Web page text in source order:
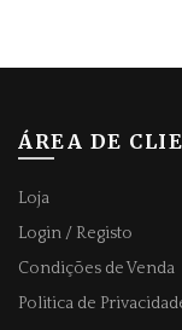
ÁREA DE
Loja
Login / Registo
Condições de Venda
Politica de